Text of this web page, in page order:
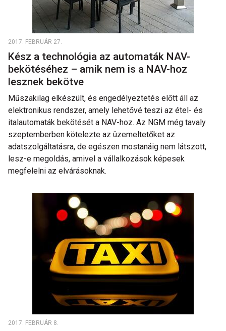
2017. FEBRUÁR 27.
Kész a technológia az automaták NAV-
bekötéséhez – amik nem is a NAV-hoz
lesznek bekötve
Műszakilag elkészült, és engedélyeztetés előtt áll az
elektronikus rendszer, amely lehetővé teszi az étel- és
italautomaták bekötését a NAV-hoz. Az NGM még tavaly
szeptemberben kötelezte az üzemeltetőket az
adatszolgáltatásra, de egészen mostanáig nem látszott,
lesz-e megoldás, amivel a vállalkozások képesek
megfelelni az elvárásoknak.
2017. FEBRUÁR 8.